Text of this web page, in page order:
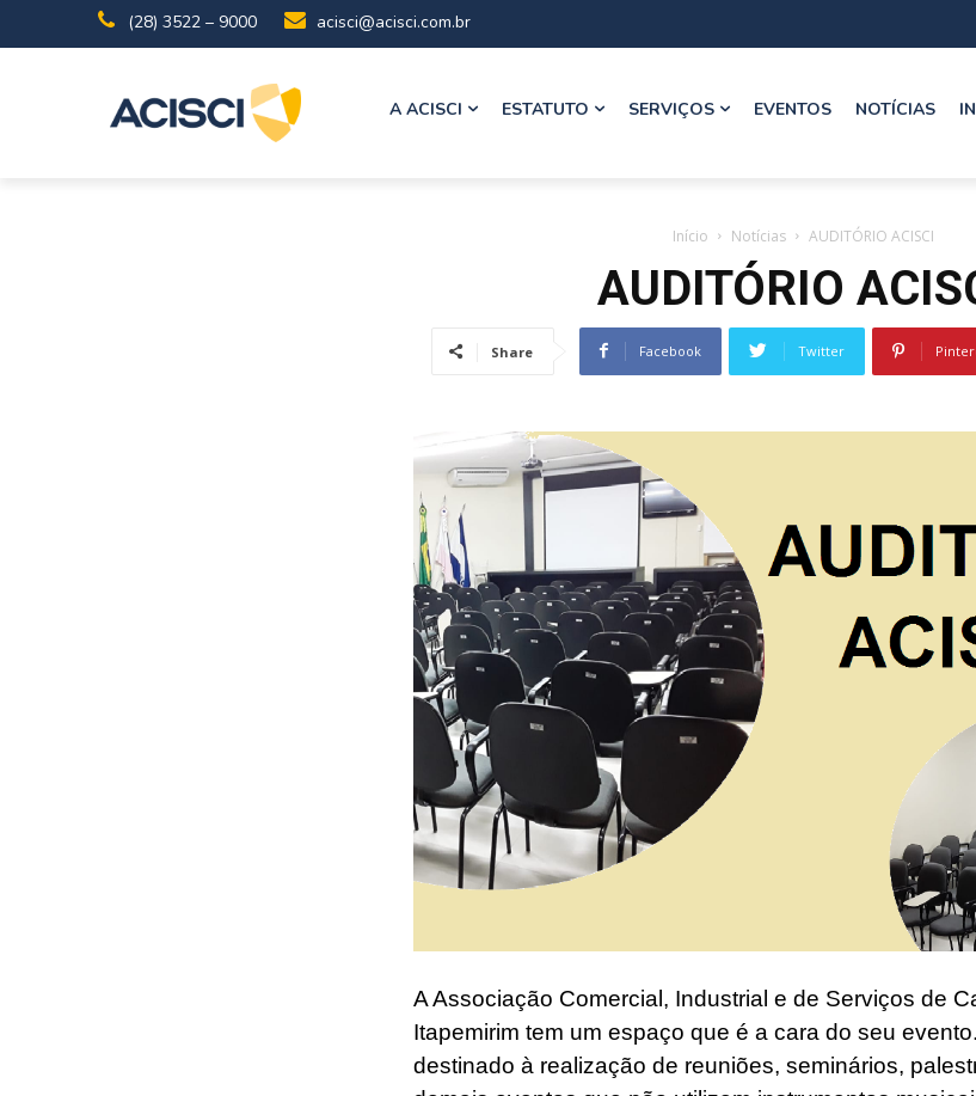
(28) 3522 – 9000 acisci@acisci.com.br
A ACISCI ESTATUTO SERVIÇOS EVENTOS NOTÍCIAS
Início Notícias AUDITÓRIO ACISCI
AUDITÓRIO
Share Facebook Twitter
A Associação Comercial, Industrial e de Serviços de
Itapemirim tem um espaço que é a cara do seu
destinado à realização de reuniões, seminários,